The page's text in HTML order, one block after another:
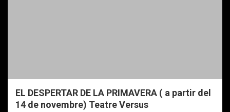
EL DESPERTAR DE LA PRIMAVERA ( a partir del
14 de novembre) Teatre Versus